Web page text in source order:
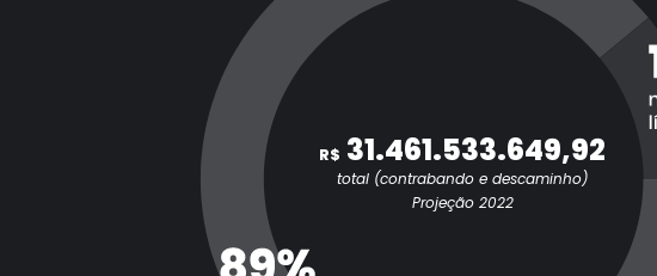
R$ 31.461.533.649,92
total (contrabando e descaminho)
Projeção 2022